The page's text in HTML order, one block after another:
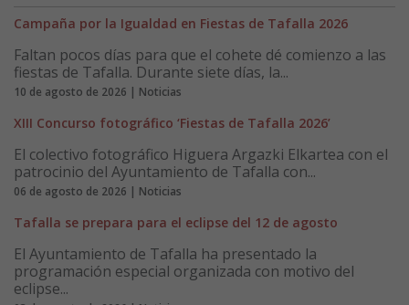
Campaña por la Igualdad en Fiestas de Tafalla 2026
Faltan pocos días para que el cohete dé comienzo a las
fiestas de Tafalla. Durante siete días, la...
10 de agosto de 2026 | Noticias
XIII Concurso fotográfico ‘Fiestas de Tafalla 2026’
El colectivo fotográfico Higuera Argazki Elkartea con el
patrocinio del Ayuntamiento de Tafalla con...
06 de agosto de 2026 | Noticias
Tafalla se prepara para el eclipse del 12 de agosto
El Ayuntamiento de Tafalla ha presentado la
programación especial organizada con motivo del
eclipse...